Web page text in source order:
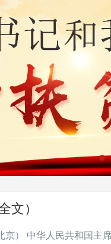
文）
） 中华人民共和国主